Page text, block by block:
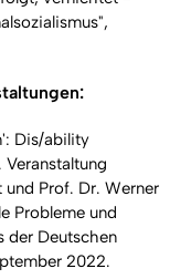
Dis/ability
Prof. Dr. Werner
Probleme und
der Deutschen
2022.